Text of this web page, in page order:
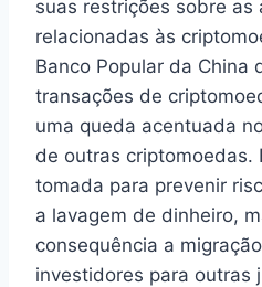
suas restrições sobre as
relacionadas às
Banco Popular da China
transações de
uma queda acentuada
de outras criptomoedas.
tomada para prevenir
a lavagem de dinheiro,
consequência a
investidores para outras